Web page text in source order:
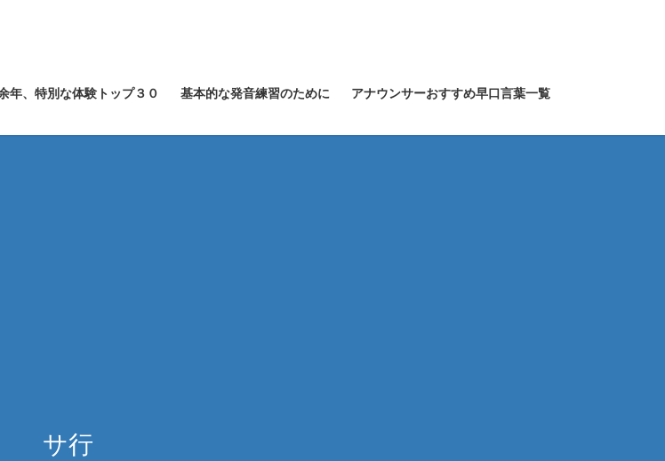
年、特別な体験トップ３０ 基本的な発音練習のために アナウンサーおすすめ早口言葉一覧
サ行